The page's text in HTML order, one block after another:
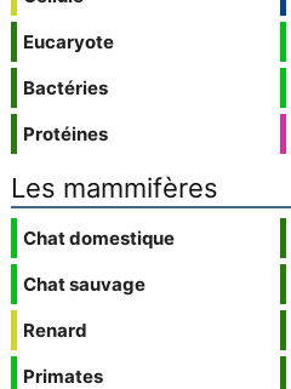
Eucaryote
Bactéries
Protéines
Les mammifères
Chat domestique
Chat sauvage
Renard
Primates